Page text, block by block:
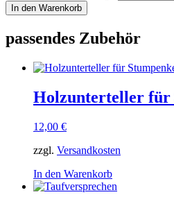
In den Warenkorb
passendes Zubehör
Holzunterteller für
12,00 €
zzgl. Versandkosten
In den Warenkorb